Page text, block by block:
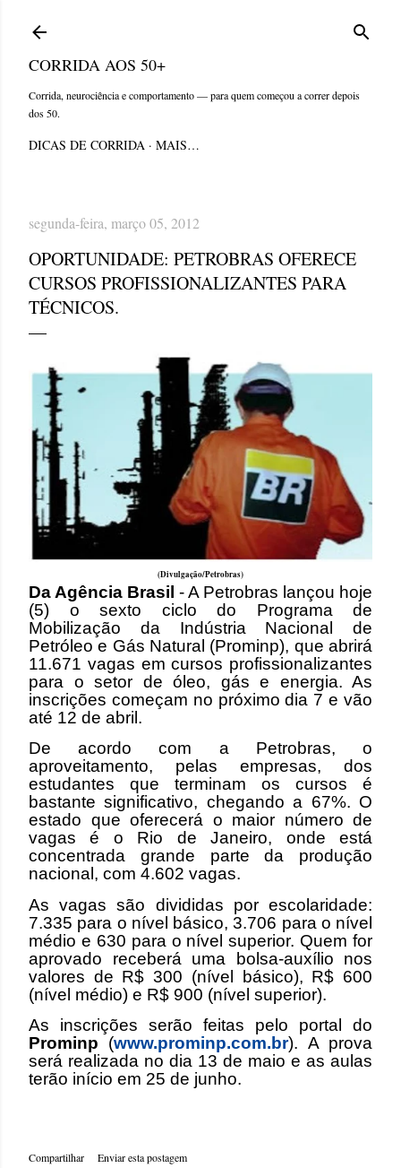
CORRIDA AOS 50+
Corrida, neurociência e comportamento — para quem começou a correr depois
dos 50.
DICAS DE CORRIDA MAIS…
segunda-feira, março 05, 2012
OPORTUNIDADE: PETROBRAS OFERECE
CURSOS PROFISSIONALIZANTES PARA
TÉCNICOS.
(Divulgação/Petrobras)
Da Agência Brasil - A Petrobras lançou hoje
(5) o sexto ciclo do Programa de
Mobilização da Indústria Nacional de
Petróleo e Gás Natural (Prominp), que abrirá
11.671 vagas em cursos profissionalizantes
para o setor de óleo, gás e energia. As
inscrições começam no próximo dia 7 e vão
até 12 de abril.
De acordo com a Petrobras, o
aproveitamento, pelas empresas, dos
estudantes que terminam os cursos é
bastante significativo, chegando a 67%. O
estado que oferecerá o maior número de
vagas é o Rio de Janeiro, onde está
concentrada grande parte da produção
nacional, com 4.602 vagas.
As vagas são divididas por escolaridade:
7.335 para o nível básico, 3.706 para o nível
médio e 630 para o nível superior. Quem for
aprovado receberá uma bolsa-auxílio nos
valores de R$ 300 (nível básico), R$ 600
(nível médio) e R$ 900 (nível superior).
As inscrições serão feitas pelo portal do
Prominp (www.prominp.com.br). A prova
será realizada no dia 13 de maio e as aulas
terão início em 25 de junho.
Compartilhar
Enviar esta postagem